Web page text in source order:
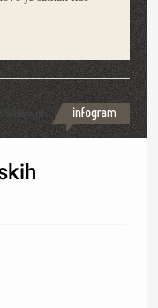
Made with